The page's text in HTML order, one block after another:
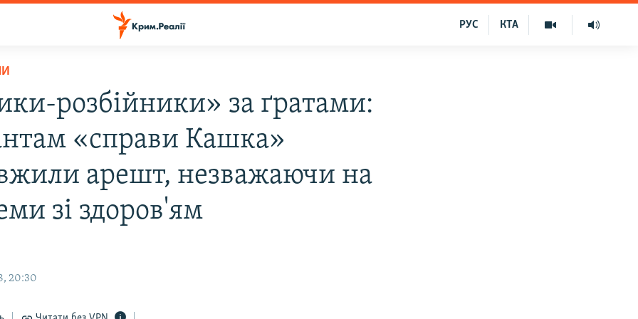
КТА
РУС
розбійники» за ґратами:
«справи Кашка»
арешт, незважаючи на
зі здоров'ям
20:30